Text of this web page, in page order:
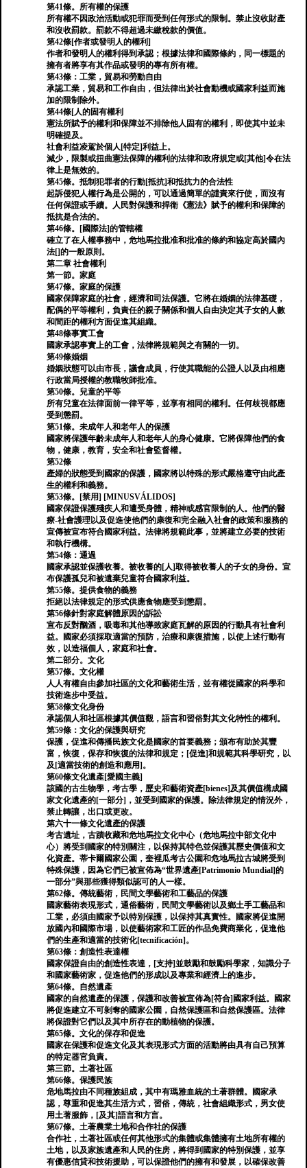
第41條。所有權的保護
所有權不因政治活動或犯罪而受到任何形式的限制。禁止沒收財產
和沒收罰款。罰款不得超過未繳稅款的價值。
第42條[作者或發明人的權利]
作者和發明人的權利得到承認；根據法律和國際條約，同一標題的
擁有者將享有其作品或發明的專有所有權。
第43條：工業，貿易和勞動自由
承認工業，貿易和工作自由，但法律出於社會動機或國家利益而施
加的限制除外。
第44條[人的固有權利
憲法所賦予的權利和保障並不排除他人固有的權利，即使其中並未
明確提及。
社會利益凌駕於個人[特定]利益上。
減少，限製或扭曲憲法保障的權利的法律和政府規定或[其他]令在法
律上是無效的。
第45條。抵制犯罪者的行動[抵抗]和抵抗力的合法性
起訴侵犯人權行為是公開的，可以通過簡單的譴責來行使，而沒有
任何保證或手續。人民對保護和捍衛《憲法》賦予的權利和保障的
抵抗是合法的。
第46條。[國際法]的管轄權
確立了在人權事務中，危地馬拉批准和批准的條約和協定高於國內
法[]的一般原則。
第二章 社會權利
第一節。家庭
第47條。家庭的保護
國家保障家庭的社會，經濟和司法保護。它將在婚姻的法律基礎，
配偶的平等權利，負責任的親子關係和個人自由決定其子女的人數
和間距的權利方面促進其組織。
第48條事實工會
國家承認事實上的工會，法律將規範與之有關的一切。
第49條婚姻
婚姻狀態可以由市長，議會成員，行使其職能的公證人以及由相應
行政當局授權的教職牧師批准。
第50條。兒童的平等
所有兒童在法律面前一律平等，並享有相同的權利。任何歧視都應
受到懲罰。
第51條。未成年人和老年人的保護
國家將保護年齡未成年人和老年人的身心健康。它將保障他們的食
物，健康，教育，安全和社會監督權。
第52條
產婦的狀態受到國家的保護，國家將以特殊的形式嚴格遵守由此產
生的權利和義務。
第53條。[禁用] [MINUSVÁLIDOS]
國家保證保護殘疾人和遭受身體，精神或感官限制的人。他們的醫
療-社會護理以及促進使他們的康復和完全融入社會的政策和服務的
宣傳被宣布符合國家利益。法律將規範此事，並將建立必要的技術
和執行機構。
第54條：通過
國家承認並保護收養。被收養的[人]取得被收養人的子女的身份。宣
布保護孤兒和被遺棄兒童符合國家利益。
第55條。提供食物的義務
拒絕以法律規定的形式供應食物應受到懲罰。
第56條針對家庭解體原因的訴訟
宣布反對酗酒，吸毒和其他導致家庭瓦解的原因的行動具有社會利
益。國家必須採取適當的預防，治療和康復措施，以使上述行動有
效，以造福個人，家庭和社會。
第二部分。文化
第57條。文化權
人人有權自由參加社區的文化和藝術生活，並有權從國家的科學和
技術進步中受益。
第58條文化身份
承認個人和社區根據其價值觀，語言和習俗對其文化特性的權利。
第59條：文化的保護與研究
保護，促進和傳播民族文化是國家的首要義務；頒布有助於其豐
富，恢復，保存和恢復的法律和規定；[促進]和規範其科學研究，以
及[適當技術的創造和應用]。
第60條文化遺產[愛國主義]
該國的古生物學，考古學，歷史和藝術資產[bienes]及其價值構成國
家文化遺產的[一部分]，並受到國家的保護。除法律規定的情況外，
禁止轉讓，出口或更改。
第六十一條文化遺產的保護
考古遺址，古蹟收藏和危地馬拉文化中心（危地馬拉中部文化中
心）將受到國家的特別關注，以保持其特色並保護其歷史價值和文
化資產。蒂卡爾國家公園，奎裡瓜考古公園和危地馬拉古城將受到
特殊保護，因為它們已被宣佈為“世界遺產[Patrimonio Mundial]的
一部分”與那些獲得類似認可的人一樣。
第62條。傳統藝術，民間文學藝術和工藝品的保護
國家藝術表現形式，通俗藝術，民間文學藝術以及鄉土手工藝品和
工業，必須由國家予以特別保護，以保持其真實性。國家將促進開
放國內和國際市場，以使藝術家和工匠的作品免費商業化，促進他
們的生產和適當的技術化[tecnificación]。
第63條：創造性表達權
國家保證自由的創造性表達，[支持]並鼓勵和鼓勵科學家，知識分子
和國家藝術家，促進他們的形成以及專業和經濟上的進步。
第64條。自然遺產
國家的自然遺產的保護，保護和改善被宣佈為[符合]國家利益。國家
將促進建立不可剝奪的國家公園，自然保護區和自然保護區。法律
將保證對它們以及其中所存在的動植物的保護。
第65條。文化的保存和促進
國家在保護和促進文化及其表現形式方面的活動將由具有自己預算
的特定器官負責。
第三節。土著社區
第66條。保護民族
危地馬拉由不同種族組成，其中有瑪雅血統的土著群體。國家承
認，尊重和促進其生活方式，習俗，傳統，社會組織形式，男女使
用土著服飾，[及其]語言和方言。
第67條。土著農業土地和合作社的保護
合作社，土著社區或任何其他形式的集體或集體擁有土地所有權的
土地，以及家族遺產和人民的住房，將得到國家的特別保護，並享
有優惠信貸和技術援助，可以保證他們的擁有和發展，以確保改善